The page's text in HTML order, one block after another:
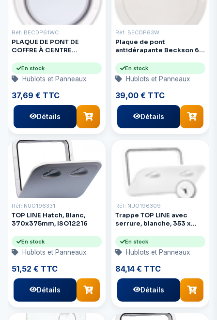
Réf: BECDP61WC
PLAQUE DE PONT DE
COFFRE À CENTRE
6" - BLANC
En stock
Hublots et Panneaux
37,69 € TTC
Détails
Réf: BECDP63W
Plaque de pont
antidérapante Beckson 6"
En stock
Hublots et Panneaux
39,00 € TTC
Détails
Réf: NUO196331
TOP LINE Hatch, Blanc,
370x375mm, ISO12216
En stock
Hublots et Panneaux
51,52 € TTC
Détails
Réf: NUO196309
Trappe TOP LINE avec
serrure, blanche, 353 x
En stock
Hublots et Panneaux
84,14 € TTC
Détails